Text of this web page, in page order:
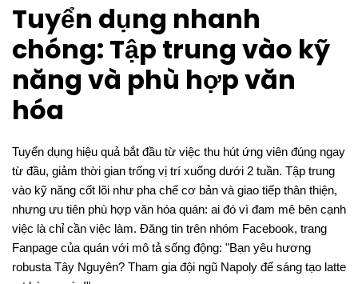
Tuyển dụng nhanh
chóng: Tập trung vào kỹ
năng và phù hợp văn
hóa
Tuyển dụng hiệu quả bắt đầu từ việc thu hút ứng viên đúng ngay
từ đầu, giảm thời gian trống vị trí xuống dưới 2 tuần. Tập trung
vào kỹ năng cốt lõi như pha chế cơ bản và giao tiếp thân thiện,
nhưng ưu tiên phù hợp văn hóa quán: ai đó vì đam mê bên cạnh
việc là chỉ cần việc làm. Đăng tin trên nhóm Facebook, trang
Fanpage của quán với mô tả sống động: "Bạn yêu hương
robusta Tây Nguyên? Tham gia đội ngũ Napoly để sáng tạo latte